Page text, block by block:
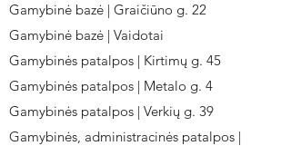
Gamybinė bazė | Graičiūno g. 22
Gamybinė bazė | Vaidotai
Gamybinės patalpos | Kirtimų g. 45
Gamybinės patalpos | Metalo g. 4
Gamybinės patalpos | Verkių g. 39
Gamybinės, administracinės patalpos |